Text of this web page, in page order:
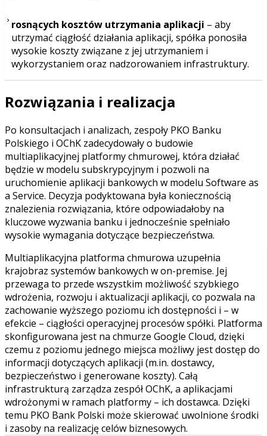
rosnących kosztów utrzymania aplikacji – aby
utrzymać ciągłość działania aplikacji, spółka ponosiła
wysokie koszty związane z jej utrzymaniem i
wykorzystaniem oraz nadzorowaniem infrastruktury.
Rozwiązania i realizacja
Po konsultacjach i analizach, zespoły PKO Banku
Polskiego i OChK zadecydowały o budowie
multiaplikacyjnej platformy chmurowej, która działać
będzie w modelu subskrypcyjnym i pozwoli na
uruchomienie aplikacji bankowych w modelu Software as
a Service. Decyzja podyktowana była koniecznością
znalezienia rozwiązania, które odpowiadałoby na
kluczowe wyzwania banku i jednocześnie spełniało
wysokie wymagania dotyczące bezpieczeństwa.
Multiaplikacyjna platforma chmurowa uzupełnia
krajobraz systemów bankowych w on-premise. Jej
przewaga to przede wszystkim możliwość szybkiego
wdrożenia, rozwoju i aktualizacji aplikacji, co pozwala na
zachowanie wyższego poziomu ich dostępności i – w
efekcie – ciągłości operacyjnej procesów spółki. Platforma
skonfigurowana jest na chmurze Google Cloud, dzięki
czemu z poziomu jednego miejsca możliwy jest dostęp do
informacji dotyczących aplikacji (m.in. dostawcy,
bezpieczeństwo i generowane koszty). Całą
infrastrukturą zarządza zespół OChK, a aplikacjami
wdrożonymi w ramach platformy – ich dostawca. Dzięki
temu PKO Bank Polski może skierować uwolnione środki
i zasoby na realizację celów biznesowych.